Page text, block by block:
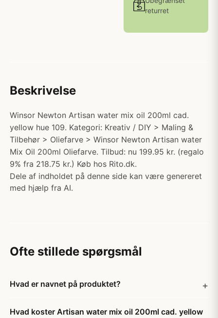
returret
Beskrivelse
Winsor Newton Artisan water mix oil 200ml cad.
yellow hue 109. Kategori: Kreativ / DIY > Maling &
Tilbehør > Oliefarve > Winsor Newton Artisan water
Mix Oil 200ml Oliefarve. Tilbud: nu 199.95 kr. (regalo
9% fra 218.75 kr.) Køb hos Rito.dk.
Dele af indholdet på denne side kan være genereret
med hjælp fra AI.
Ofte stillede spørgsmål
Hvad er navnet på produktet?
Hvad koster Artisan water mix oil 200ml cad. yellow